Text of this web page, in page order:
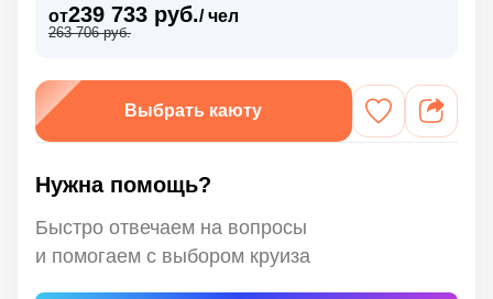
от239 733 руб./ чел
263 706 руб.
Выбрать каюту
Нужна помощь?
Быстро отвечаем на вопросы
и помогаем с выбором круиза